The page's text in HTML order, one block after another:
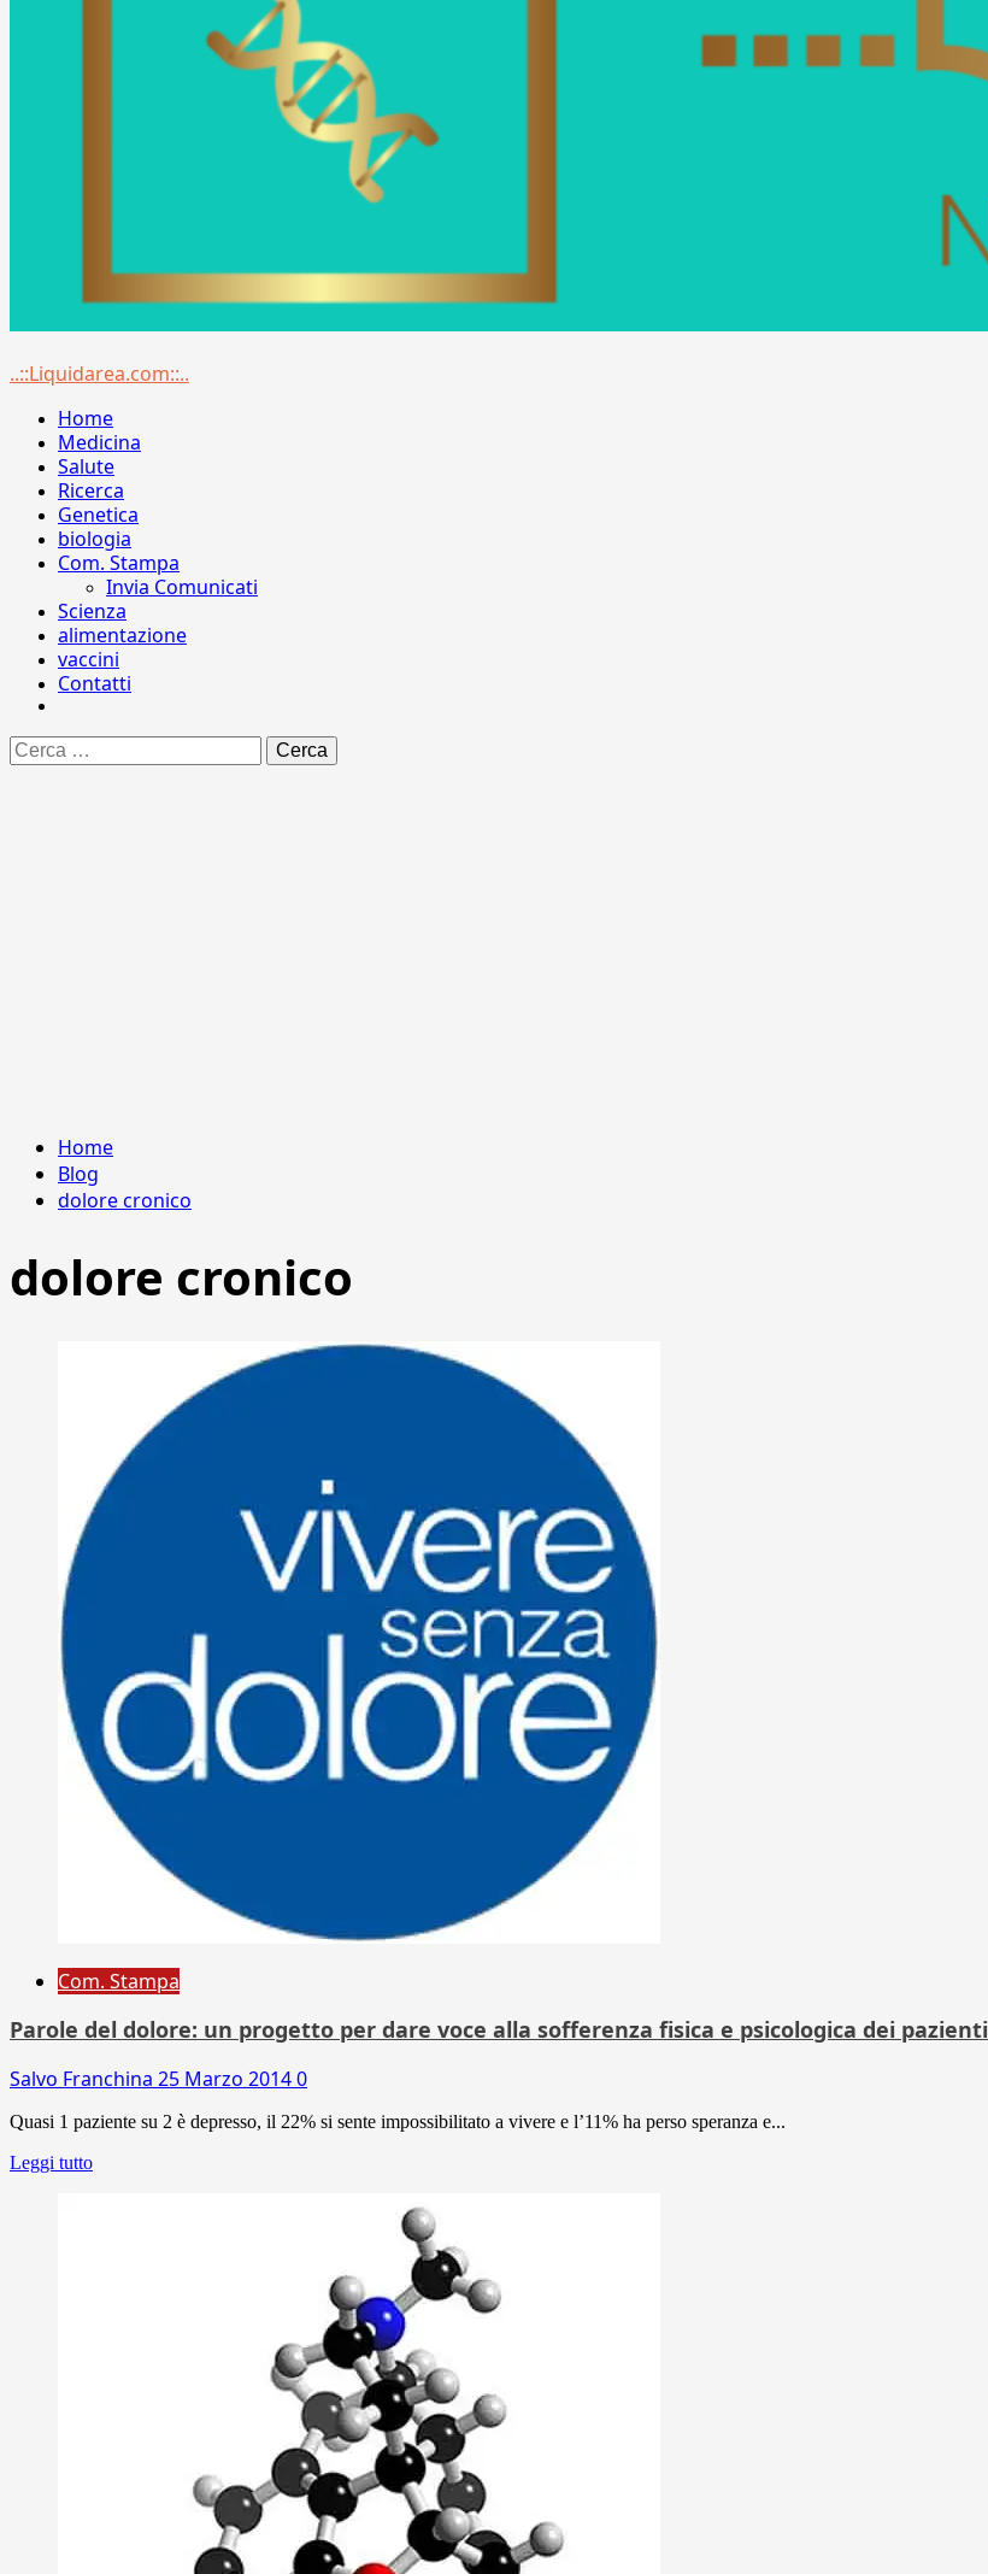
Menu
..::Liquidarea.com::..
Home
Medicina
Salute
Ricerca
Genetica
biologia
Com. Stampa
Invia Comunicati
Scienza
alimentazione
vaccini
Contatti
Ricerca
per:
Home
Blog
dolore cronico
dolore cronico
Com. Stampa
Parole del dolore: un progetto per dare voce alla sofferenza fisica e psicologica dei pazienti
Salvo Franchina 25 Marzo 20140
Quasi 1 paziente su 2 è depresso, il 22% si sente impossibilitato a vivere e l’11% ha perso speranza e...
Leggi tutto